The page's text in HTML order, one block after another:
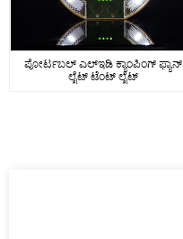
ಪೋರ್ಟಬಲ್ ಎಲ್ಇಡಿ ಕ್ಯಾಂಪಿಂಗ್ ಫ್ಯಾನ್
ಲೈಟ್ ಟೆಂಟ್ ಲೈಟ್